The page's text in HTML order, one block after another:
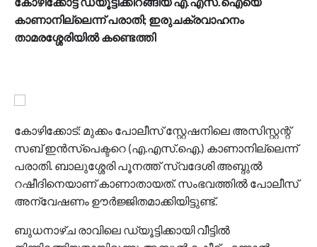
കാണാനില്ലെന്ന് പരാതി; ഇരുചക്രവാഹനം
താമരശ്ശേരിയില്‍ കണ്ടെത്തി
കോഴിക്കോട്: മുക്കം പോലീസ് സ്റ്റേഷനിലെ അസിസ്റ്റന്റ്
സബ് ഇന്‍സ്‌പെക്ടറെ (എ.എസ്.ഐ.) കാണാനില്ലെന്ന്
പരാതി. ബാലുശ്ശേരി പൂനത്ത് സ്വദേശി അബ്ദുല്‍
റഷീദിനെയാണ് കാണാതായത്. സംഭവത്തില്‍ പോലീസ്
അന്വേഷണം ഊര്‍ജ്ജിതമാക്കിയിട്ടുണ്ട്.
ബുധനാഴ്ച രാവിലെ ഡ്യൂട്ടിക്കായി വീട്ടില്‍